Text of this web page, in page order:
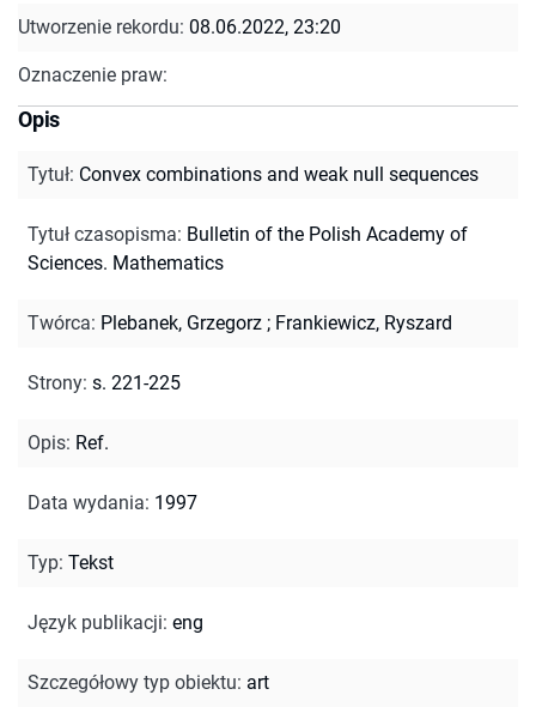
Utworzenie rekordu: 08.06.2022, 23:20
Oznaczenie praw:
Opis
Tytuł: Convex combinations and weak null sequences
Tytuł czasopisma: Bulletin of the Polish Academy of
Sciences. Mathematics
Twórca: Plebanek, Grzegorz ; Frankiewicz, Ryszard
Strony: s. 221-225
Opis: Ref.
Data wydania: 1997
Typ: Tekst
Język publikacji: eng
Szczegółowy typ obiektu: art